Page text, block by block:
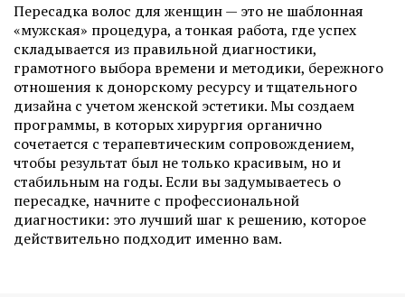
Пересадка волос для женщин — это не шаблонная
«мужская» процедура, а тонкая работа, где успех
складывается из правильной диагностики,
грамотного выбора времени и методики, бережного
отношения к донорскому ресурсу и тщательного
дизайна с учетом женской эстетики. Мы создаем
программы, в которых хирургия органично
сочетается с терапевтическим сопровождением,
чтобы результат был не только красивым, но и
стабильным на годы. Если вы задумываетесь о
пересадке, начните с профессиональной
диагностики: это лучший шаг к решению, которое
действительно подходит именно вам.